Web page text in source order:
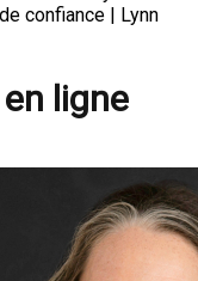
confiance | Lynn
ligne